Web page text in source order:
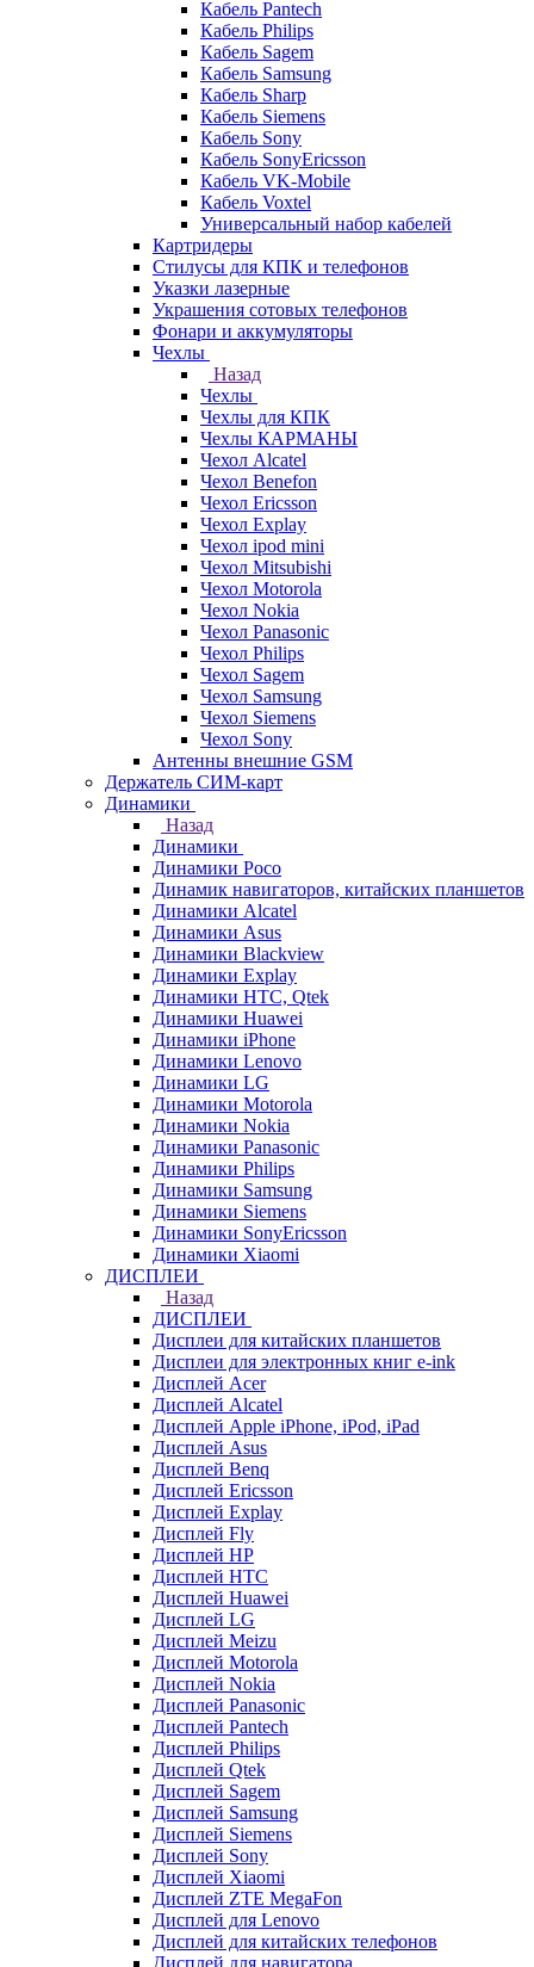
Кабель Pantech
Кабель Philips
Кабель Sagem
Кабель Samsung
Кабель Sharp
Кабель Siemens
Кабель Sony
Кабель SonyEricsson
Кабель VK-Mobile
Кабель Voxtel
Универсальный набор кабелей
Картридеры
Стилусы для КПК и телефонов
Указки лазерные
Украшения сотовых телефонов
Фонари и аккумуляторы
Чехлы
Назад
Чехлы
Чехлы для КПК
Чехлы КАРМАНЫ
Чехол Alcatel
Чехол Benefon
Чехол Ericsson
Чехол Explay
Чехол ipod mini
Чехол Mitsubishi
Чехол Motorola
Чехол Nokia
Чехол Panasonic
Чехол Philips
Чехол Sagem
Чехол Samsung
Чехол Siemens
Чехол Sony
Антенны внешние GSM
Держатель СИМ-карт
Динамики
Назад
Динамики
Динамики Poco
Динамик навигаторов, китайских планшетов
Динамики Alcatel
Динамики Asus
Динамики Blackview
Динамики Explay
Динамики HTC, Qtek
Динамики Huawei
Динамики iPhone
Динамики Lenovo
Динамики LG
Динамики Motorola
Динамики Nokia
Динамики Panasonic
Динамики Philips
Динамики Samsung
Динамики Siemens
Динамики SonyEricsson
Динамики Xiaomi
ДИСПЛЕИ
Назад
ДИСПЛЕИ
Дисплеи для китайских планшетов
Дисплеи для электронных книг e-ink
Дисплей Acer
Дисплей Alcatel
Дисплей Apple iPhone, iPod, iPad
Дисплей Asus
Дисплей Benq
Дисплей Ericsson
Дисплей Explay
Дисплей Fly
Дисплей HP
Дисплей HTC
Дисплей Huawei
Дисплей LG
Дисплей Meizu
Дисплей Motorola
Дисплей Nokia
Дисплей Panasonic
Дисплей Pantech
Дисплей Philips
Дисплей Qtek
Дисплей Sagem
Дисплей Samsung
Дисплей Siemens
Дисплей Sony
Дисплей Xiaomi
Дисплей ZTE MegaFon
Дисплей для Lenovo
Дисплей для китайских телефонов
Дисплей для навигатора